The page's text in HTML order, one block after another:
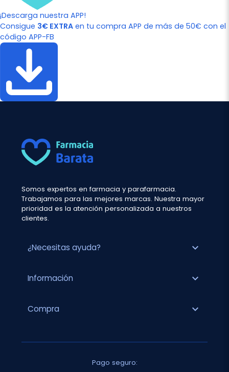
¡Descarga nuestra APP!
Consigue 3€ EXTRA en tu compra APP de más de 50€ con el
código APP-FB
Somos expertos en farmacia y parafarmacia.
Trabajamos para las mejores marcas. Nuestra mayor
prioridad es la atención personalizada a nuestros
clientes.
¿Necesitas ayuda? expand_more
Información expand_more
Compra expand_more
Pago seguro: